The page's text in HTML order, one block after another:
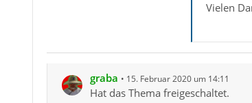
Vielen
graba 15. Februar 2020 um 14:11
Hat das Thema freigeschaltet.